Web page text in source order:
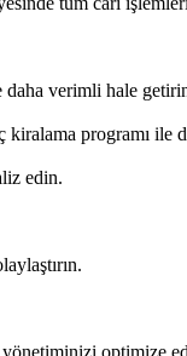
daha verimli hale
kiralama programı ile
edin.